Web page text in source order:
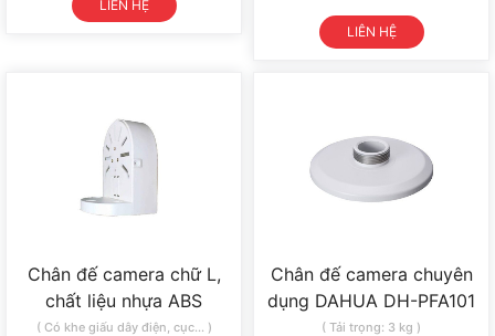
LIÊN HỆ
LIÊN HỆ
Chân đế camera chữ L,
chất liệu nhựa ABS
( Có khe giấu dây điện, cục... )
Chân đế camera chuyên
dụng DAHUA DH-PFA101
( Tải trọng: 3 kg )